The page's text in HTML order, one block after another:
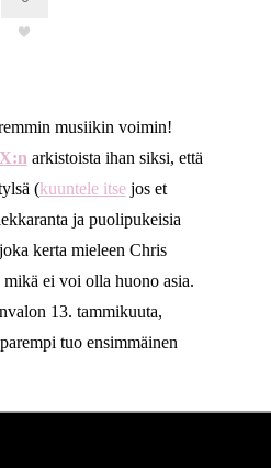
musiikin voimin!
arkistoista ihan siksi, että
(kuuntele itsejos et
ja puolipukeisia
kerta mieleen Chris
mikä ei voi olla huono asia.
13. tammikuuta,
tuo ensimmäinen